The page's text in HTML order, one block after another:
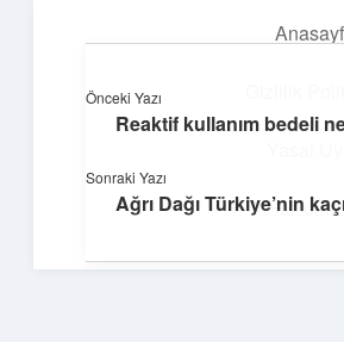
Işıltılı önerilerle hayatını
Önceki Yazı
Reaktif kullanım bedeli
Sonraki Yazı
Ağrı Dağı Türkiye’nin